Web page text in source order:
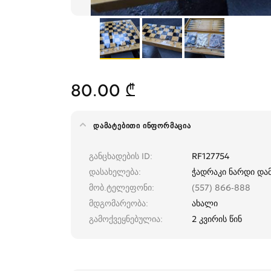
80.00 ₾
ᲓᲐᲛᲐᲢᲔᲑᲘᲗᲘ ᲘᲜᲤᲝᲠᲛᲐᲪᲘᲐ
განცხადების ID
RF127754
დასახელება
ჭადრაკი ნარდი
მობ.ტელეფონი
(557) 866-888
მდგომარეობა
ახალი
გამოქვეყნებულია
2 კვირის წინ